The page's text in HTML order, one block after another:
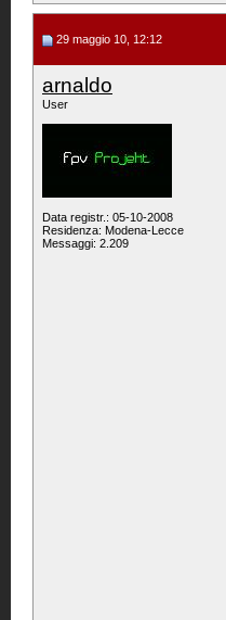
29 maggio 10, 12:12
arnaldo
User
Data registr.: 05-10-2008
Residenza: Modena-Lecce
Messaggi: 2.209